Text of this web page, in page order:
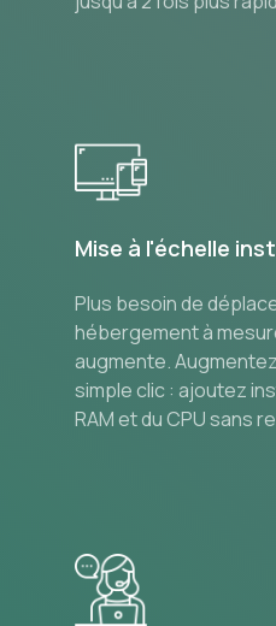
Mise à l'échelle
Plus besoin de
hébergement à
augmente.
simple clic : ajoutez
RAM et du CPU sans